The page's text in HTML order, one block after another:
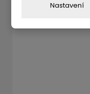
Nastavení